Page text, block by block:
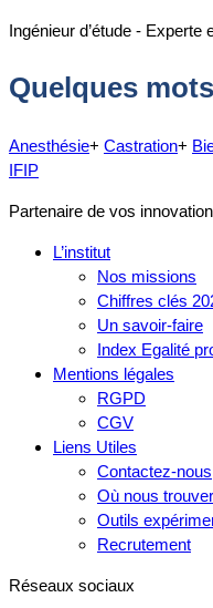
Ingénieur d’étude - Experte
Quelques
Anesthésie+ Castration+
IFIP
Partenaire de vos
L’institut
Nos missions
Chiffres clés
Un savoir-faire
Index Egalité
Mentions légales
RGPD
CGV
Liens Utiles
Contactez-nous
Où nous
Outils
Recrutement
Réseaux sociaux